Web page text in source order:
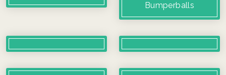
Bumperballs